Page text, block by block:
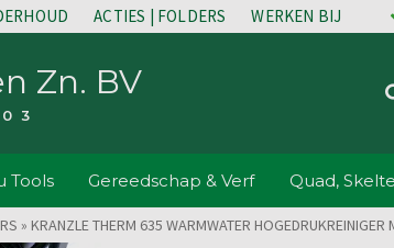
ACTIES | FOLDERS WERKEN BIJ
Zn. BV
Tools Gereedschap & Verf Quad,
» KRANZLE THERM 635 WARMWATER HOGEDRUKREINIGER